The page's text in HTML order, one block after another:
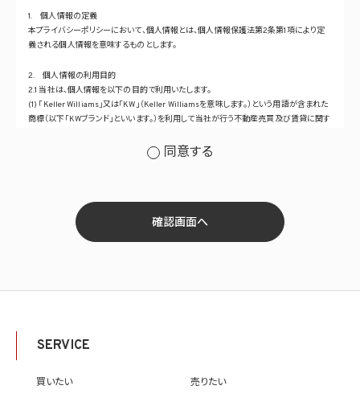
1. 個人情報の定義
本プライバシーポリシーにおいて、個人情報とは、個人情報保護法第2条第1項により定
義される個人情報を意味するものとします。
2. 個人情報の利用目的
2.1 当社は、個人情報を以下の目的で利用いたします。
(1) 「Keller Williams」又は「KW」（Keller Williamsを意味します。）という用語が含まれた
商標（以下「KWブランド」といいます。）を利用して当社が行う不動産売買及び賃貸に関す
(2) 当社サービス及び当社がKWブランドのライセンスを行う対象となる事業者（サブラ
(3) 当社の商品、サービス等のご案内のため
(4) 当社サービスに関する当社の規約、ポリシー等（以下「規約等」といいます。）に違反す
る行為に対する対応のため
(7) ①KWブランドのライセンサー（以下「KWライセンサー」といいます。）、②KWブランド
ため。なお、KWエージェントとは、KW加盟店の業務に従事する個人を意味します。また、
(8) 当社サービスを介して販売等が行われる物件に関する情報について、当社、KWライ
同意する
確認画面へ
SERVICE
買いたい 売りたい